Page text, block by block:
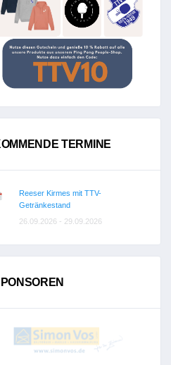
TERMINE
Reeser Kirmes mit TTV-
Getränkestand
26.09.2026 - 29.09.2026